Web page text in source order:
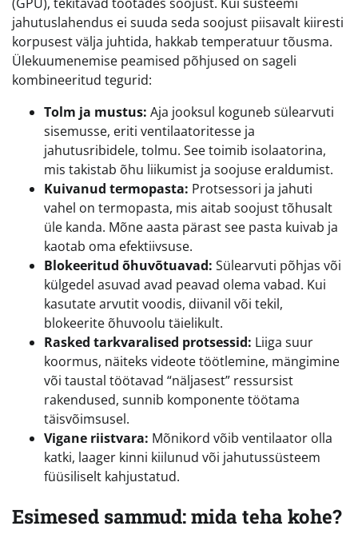
jahutuslahendus ei suuda seda soojust piisavalt kiiresti
korpusest välja juhtida, hakkab temperatuur tõusma.
Ülekuumenemise peamised põhjused on sageli
kombineeritud tegurid:
Tolm ja mustus: Aja jooksul koguneb sülearvuti
sisemusse, eriti ventilaatoritesse ja
jahutusribidele, tolmu. See toimib isolaatorina,
mis takistab õhu liikumist ja soojuse eraldumist.
Kuivanud termopasta: Protsessori ja jahuti
vahel on termopasta, mis aitab soojust tõhusalt
üle kanda. Mõne aasta pärast see pasta kuivab ja
kaotab oma efektiivsuse.
Blokeeritud õhuvõtuavad: Sülearvuti põhjas või
külgedel asuvad avad peavad olema vabad. Kui
kasutate arvutit voodis, diivanil või tekil,
blokeerite õhuvoolu täielikult.
Rasked tarkvaralised protsessid: Liiga suur
koormus, näiteks videote töötlemine, mängimine
või taustal töötavad “näljasest” ressursist
rakendused, sunnib komponente töötama
täisvõimsusel.
Vigane riistvara: Mõnikord võib ventilaator olla
katki, laager kinni kiilunud või jahutussüsteem
füüsiliselt kahjustatud.
Esimesed sammud: mida teha kohe?